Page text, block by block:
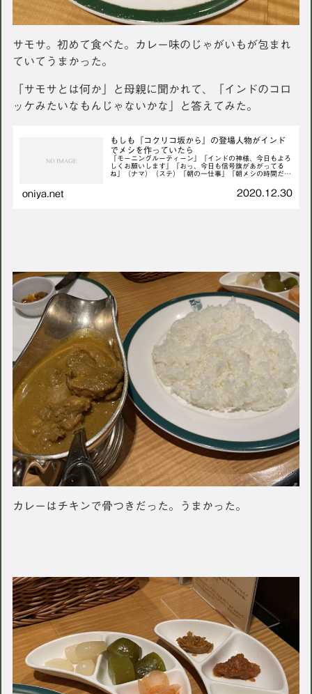
サモサ。初めて食べた。カレー味のじゃがいもが包まれ
ていてうまかった。
「サモサとは何か」と母親に聞かれて、「インドのコロ
ッケみたいなもんじゃないかな」と答えてみた。
もしも『コクリコ坂から』の登場人物がインド
でメシを作っていたら
「モーニングルーティーン」「インドの神様、今日もよろ
しくお願いします」「おっ、今日も信号旗があがってる
ね」（ナマ）（ステ）「朝の一仕事」「朝メシの時間だ
んにはラッシーをどうぞ」「「「「「「...
oniya.net 2020.12.30
カレーはチキンで骨つきだった。うまかった。